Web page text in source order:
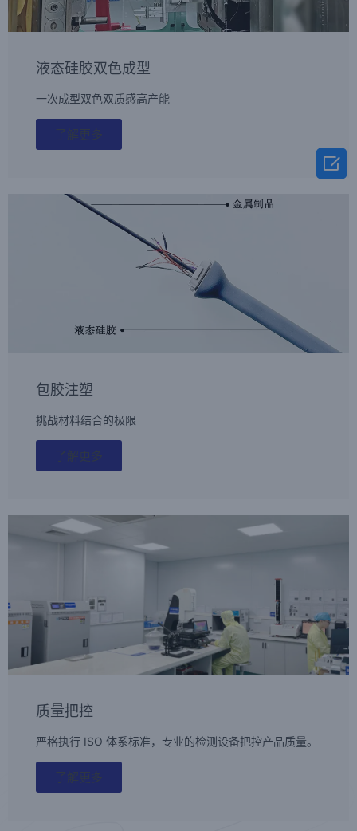
液态硅胶双色成型
一次成型双色双质感高产能
了解更多
包胶注塑
挑战材料结合的极限
了解更多
质量把控
严格执行 ISO 体系标准，专业的检测设备把控产品质量。
了解更多
